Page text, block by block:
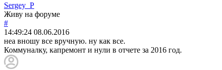
Sergey_P
Живу на форуме
#
14:49:24 08.06.2016
неа вношу все вручную. ну как все.
Коммуналку, капремонт и нули в отчете за 2016 год.